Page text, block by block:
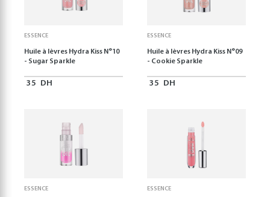
ESSENCE
Huile à lèvres Hydra Kiss N°10
- Sugar Sparkle
35 DH
ESSENCE
Huile à lèvres Hydra Kiss N°09
- Cookie Sparkle
35 DH
ESSENCE ESSENCE